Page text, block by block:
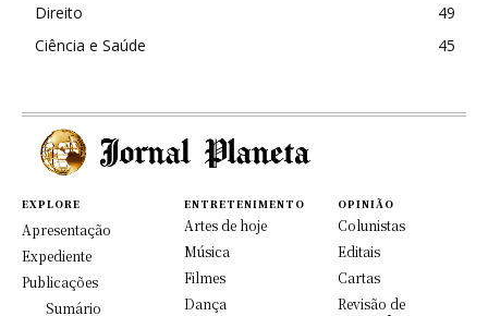
Direito
49
Ciência e Saúde
45
EXPLORE
Apresentação
Expediente
Publicações
Sumário
ENTRETENIMENTO
Artes de hoje
Música
Filmes
Dança
OPINIÃO
Colunistas
Editais
Cartas
Revisão de